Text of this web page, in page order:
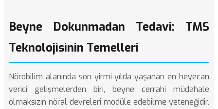
Beyne Dokunmadan Tedavi: TMS
Teknolojisinin Temelleri
Nörobilim alanında son yirmi yılda yaşanan en heyecan
verici gelişmelerden biri, beyne cerrahi müdahale
olmaksızın nöral devreleri modüle edebilme yeteneğidir.